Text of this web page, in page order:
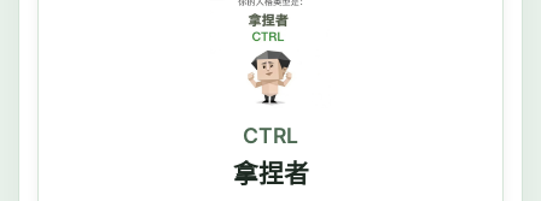
CTRL
拿捏者